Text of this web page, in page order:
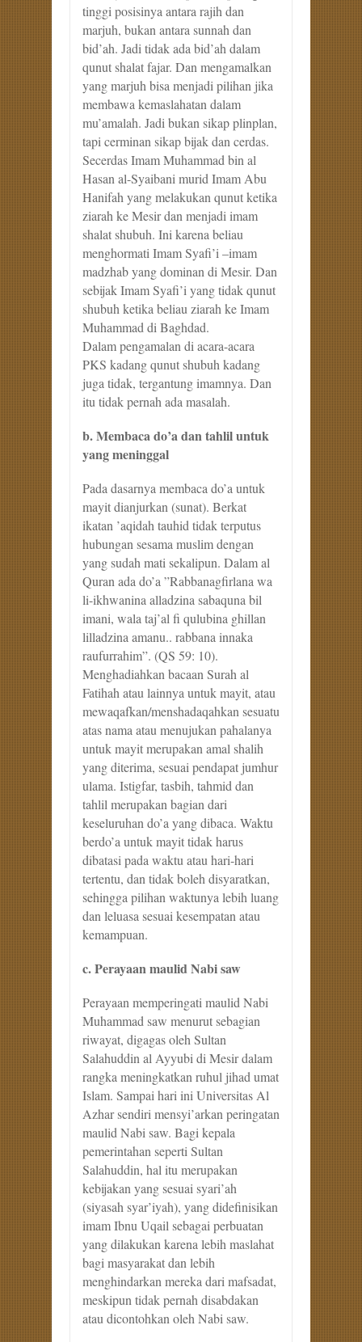
tinggi posisinya antara rajih dan
marjuh, bukan antara sunnah dan
bid’ah. Jadi tidak ada bid’ah dalam
qunut shalat fajar. Dan mengamalkan
yang marjuh bisa menjadi pilihan jika
membawa kemaslahatan dalam
mu’amalah. Jadi bukan sikap plinplan,
tapi cerminan sikap bijak dan cerdas.
Secerdas Imam Muhammad bin al
Hasan al-Syaibani murid Imam Abu
Hanifah yang melakukan qunut ketika
ziarah ke Mesir dan menjadi imam
shalat shubuh. Ini karena beliau
menghormati Imam Syafi’i –imam
madzhab yang dominan di Mesir. Dan
sebijak Imam Syafi’i yang tidak qunut
shubuh ketika beliau ziarah ke Imam
Muhammad di Baghdad.
Dalam pengamalan di acara-acara
PKS kadang qunut shubuh kadang
juga tidak, tergantung imamnya. Dan
itu tidak pernah ada masalah.
b. Membaca do’a dan tahlil untuk
yang meninggal
Pada dasarnya membaca do’a untuk
mayit dianjurkan (sunat). Berkat
ikatan ’aqidah tauhid tidak terputus
hubungan sesama muslim dengan
yang sudah mati sekalipun. Dalam al
Quran ada do’a ”Rabbanagfirlana wa
li-ikhwanina alladzina sabaquna bil
imani, wala taj’al fi qulubina ghillan
lilladzina amanu.. rabbana innaka
raufurrahim”. (QS 59: 10).
Menghadiahkan bacaan Surah al
Fatihah atau lainnya untuk mayit, atau
mewaqafkan/menshadaqahkan sesuatu
atas nama atau menujukan pahalanya
untuk mayit merupakan amal shalih
yang diterima, sesuai pendapat jumhur
ulama. Istigfar, tasbih, tahmid dan
tahlil merupakan bagian dari
keseluruhan do’a yang dibaca. Waktu
berdo’a untuk mayit tidak harus
dibatasi pada waktu atau hari-hari
tertentu, dan tidak boleh disyaratkan,
sehingga pilihan waktunya lebih luang
dan leluasa sesuai kesempatan atau
kemampuan.
c. Perayaan maulid Nabi saw
Perayaan memperingati maulid Nabi
Muhammad saw menurut sebagian
riwayat, digagas oleh Sultan
Salahuddin al Ayyubi di Mesir dalam
rangka meningkatkan ruhul jihad umat
Islam. Sampai hari ini Universitas Al
Azhar sendiri mensyi’arkan peringatan
maulid Nabi saw. Bagi kepala
pemerintahan seperti Sultan
Salahuddin, hal itu merupakan
kebijakan yang sesuai syari’ah
(siyasah syar’iyah), yang didefinisikan
imam Ibnu Uqail sebagai perbuatan
yang dilakukan karena lebih maslahat
bagi masyarakat dan lebih
menghindarkan mereka dari mafsadat,
meskipun tidak pernah disabdakan
atau dicontohkan oleh Nabi saw.